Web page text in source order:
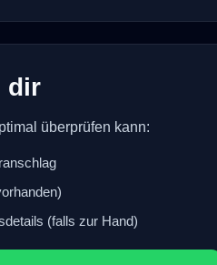
dir
überprüfen kann:
(falls zur Hand)